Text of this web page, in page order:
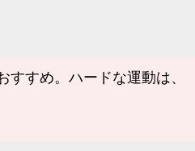
すめ。ハードな運動は、